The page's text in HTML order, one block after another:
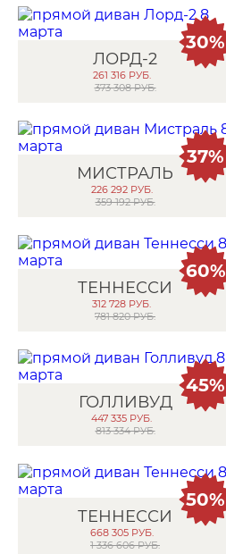
ЛОРД-2
261 316 РУБ.
373 308 РУБ.
30%
МИСТРАЛЬ
226 292 РУБ.
359 192 РУБ.
37%
ТЕННЕССИ
312 728 РУБ.
781 820 РУБ.
60%
ГОЛЛИВУД
447 335 РУБ.
813 334 РУБ.
45%
ТЕННЕССИ
668 305 РУБ.
1 336 606 РУБ.
50%